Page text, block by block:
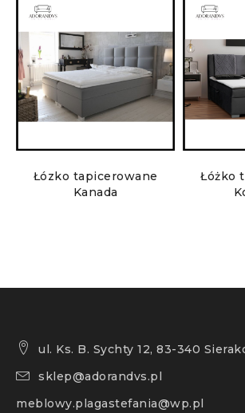
Łózko tapicerowane
Kanada
Łóżko
ul. Ks. B. Sychty 12, 83-340
sklep@adorandvs.pl
meblowy.plagastefania@wp.pl